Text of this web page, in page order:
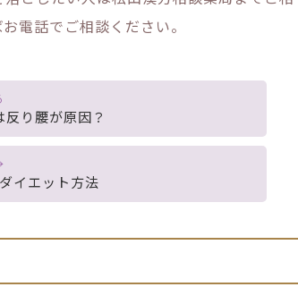
話でご相談ください。
り腰が原因？
イエット方法